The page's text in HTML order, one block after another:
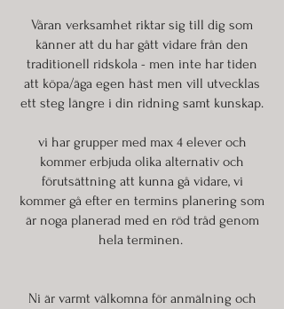
Våran verksamhet riktar sig till dig som
känner att du har gått vidare från den
traditionell ridskola - men inte har tiden
att köpa/äga egen häst men vill utvecklas
ett steg längre i din ridning samt kunskap.
vi har grupper med max 4 elever och
kommer erbjuda olika alternativ och
förutsättning att kunna gå vidare, vi
kommer gå efter en termins planering som
är noga planerad med en röd tråd genom
hela terminen.
Ni är varmt välkomna för anmälning och